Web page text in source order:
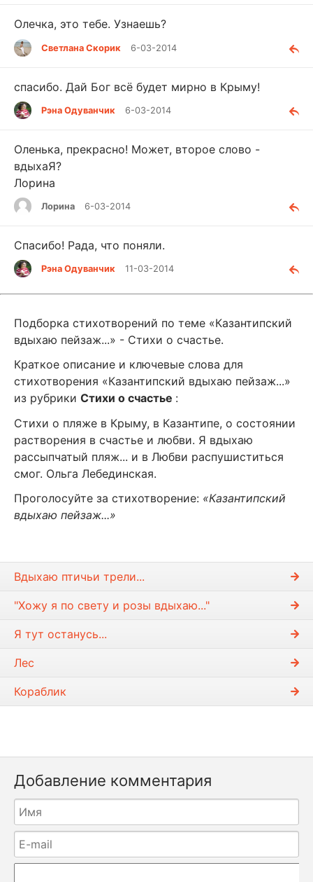
Олечка, это тебе. Узнаешь?
Светлана Скорик 6-03-2014
спасибо. Дай Бог всё будет мирно в Крыму!
Рэна Одуванчик 6-03-2014
Оленька, прекрасно! Может, второе слово -
вдыхаЯ?
Лорина
Лорина 6-03-2014
Спасибо! Рада, что поняли.
Рэна Одуванчик 11-03-2014
Подборка стихотворений по теме «Казантипский
вдыхаю пейзаж...» - Стихи о счастье.
Краткое описание и ключевые слова для
стихотворения «Казантипский вдыхаю пейзаж...»
из рубрики Стихи о счастье :
Стихи о пляже в Крыму, в Казантипе, о состоянии
растворения в счастье и любви. Я вдыхаю
рассыпчатый пляж... и в Любви распушиститься
смог. Ольга Лебединская.
Проголосуйте за стихотворение: «Казантипский
вдыхаю пейзаж...»
Вдыхаю птичьи трели...
"Хожу я по свету и розы вдыхаю..."
Я тут останусь...
Лес
Кораблик
Добавление комментария